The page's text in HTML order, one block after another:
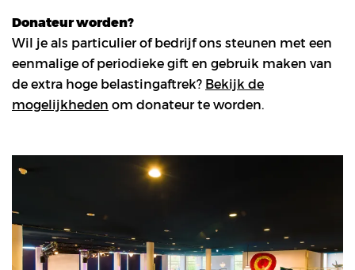
Donateur worden?
Wil je als particulier of bedrijf ons steunen met een
eenmalige of periodieke gift en gebruik maken van
de extra hoge belastingaftrek? Bekijk de
mogelijkheden om donateur te worden.